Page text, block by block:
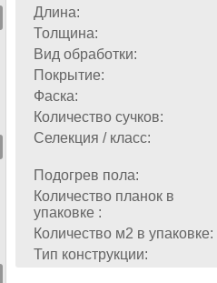
Длина:
Толщина:
Вид обработки:
Покрытие:
Фаска:
Количество сучков:
Селекция / класс:
Подогрев пола:
Количество планок в
упаковке :
Количество м2 в упаковке:
Тип конструкции: